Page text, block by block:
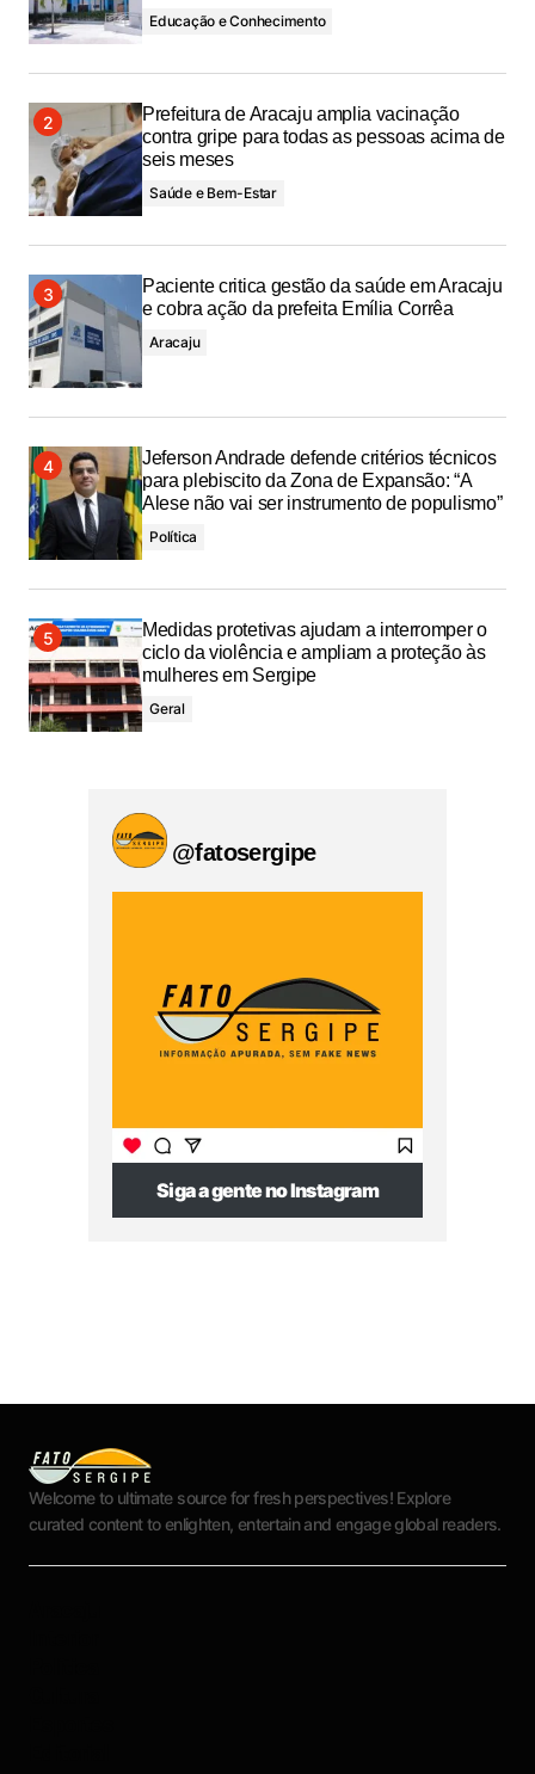
Educação e Conhecimento
Prefeitura de Aracaju amplia vacinação
contra gripe para todas as pessoas acima de
seis meses
Saúde e Bem-Estar
Paciente critica gestão da saúde em Aracaju
e cobra ação da prefeita Emília Corrêa
Aracaju
Jeferson Andrade defende critérios técnicos
para plebiscito da Zona de Expansão: “A
Alese não vai ser instrumento de populismo”
Política
Medidas protetivas ajudam a interromper o
ciclo da violência e ampliam a proteção às
mulheres em Sergipe
Geral
@fatosergipe
Siga a gente no Instagram
Welcome to ultimate source for fresh perspectives! Explore
curated content to enlighten, entertain and engage global readers.